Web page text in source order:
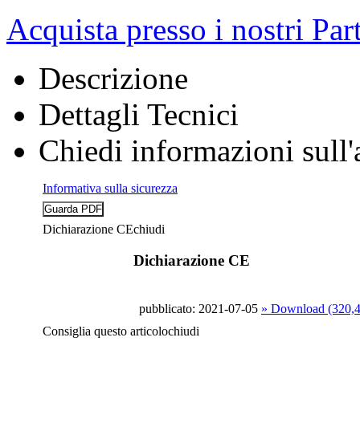
Acquista presso i nostri
Descrizione
Dettagli Tecnici
Chiedi informazioni
Informativa sulla sicurezza
Dichiarazione CEchiudi
Dichiarazione CE
pubblicato: 2021-07-05 » Download
Consiglia questo articolochiudi